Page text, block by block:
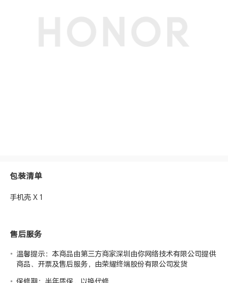
包装清单
手机壳 X 1
售后服务
温馨提示：本商品由第三方商家深圳由你网络技术有限公司提供
商品、开票及售后服务，由荣耀终端股份有限公司发货
保修期：半年质保，以换代修